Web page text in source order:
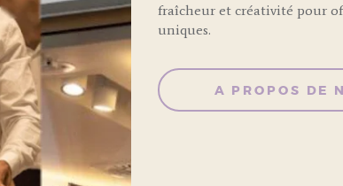
fraîcheur et créativité pour
uniques.
A PROPOS DE